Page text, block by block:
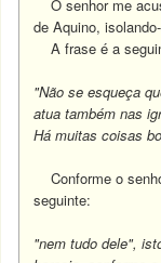
O senhor me
de Aquino,
A frase é a
"Não se esqueça
atua também nas
Há muitas coisas
Conforme o
seguinte:
"nem tudo dele",